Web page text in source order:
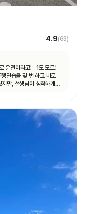
4.9(63)
운전이라고는 1도 모르는
연습을 몇 번 하고 바로
만, 선생님이 침착하게